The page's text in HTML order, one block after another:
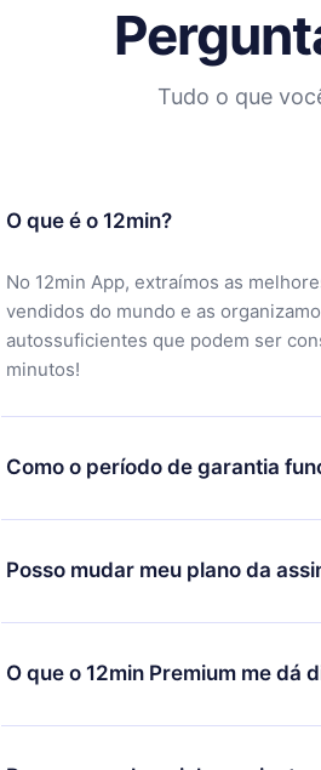
Tudo o que
O que é o 12min?
No 12min App, extraímos as
vendidos do mundo e as
autossuficientes que podem ser
minutos!
Como o período de garantia
Você pode baixar nosso aplicativo
motivo não ficar satisfeito com
equipe de suporte (
Posso mudar meu plano da
Sim, mas a mudança só se aplicará
exemplo, se você decidiu mudar
mudança para o plano anual, o
O que o 12min Premium me dá
O 12min Premium é um plano que
títulos disponíveis em 3 línguas